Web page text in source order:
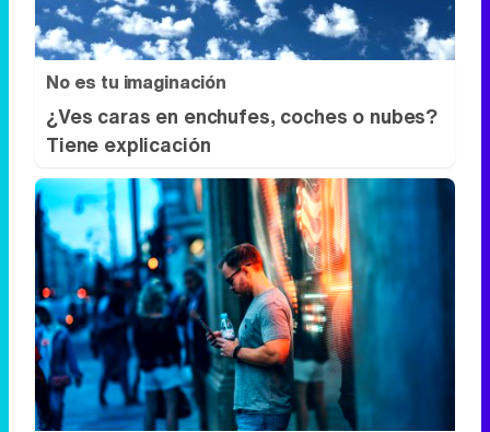
No es tu imaginación
¿Ves caras en enchufes, coches o nubes?
Tiene explicación